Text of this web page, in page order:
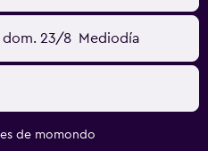
dom. 23/8 Mediodía
de momondo